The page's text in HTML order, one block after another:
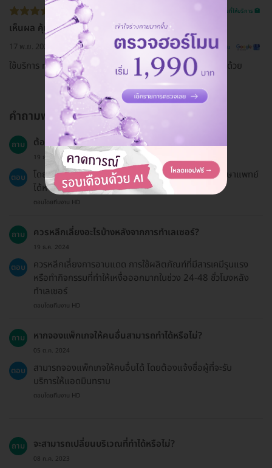
รีวิวสถานที่ให้บริการ 🏥
เห็นผล คุ้มค่า
17 พ.ย. 2023 ดูรีวิวต้นฉบับ
ใช้บริการ mask รักษาสิว ร่วมกับฉายแสงสิว คือดีมาก ราคาถูกด้วย
คำถามพบบ่อย
ถาม ต้องมีการนัดติดตามผลหลังจากทำเลเซอร์หรือไม่?
19 ธ.ค. 2024
ตอบ
โดยทั่วไปจะไม่จำเป็นต้องนัดติดตามผล แต่สามารถปรึกษาแพทย์
ได้หากมีข้อสงสัยหรือปัญหาหลังการทำเลเซอร์
ตอบโดยทีมงาน HD
ถาม ควรหลีกเลี่ยงอะไรบ้างหลังจากการทำเลเซอร์?
19 ธ.ค. 2024
ตอบ
ควรหลีกเลี่ยงการอาบแดด การใช้ผลิตภัณฑ์ที่มีสารเคมีรุนแรง
หรือทำกิจกรรมที่ทำให้เหงื่อออกมากในช่วง 24-48 ชั่วโมงหลัง
ทำเลเซอร์
ตอบโดยทีมงาน HD
ถาม หากจองแพ็กเกจให้คนอื่นสามารถทำได้หรือไม่?
05 ต.ค. 2024
ตอบ
สามารถจองแพ็กเกจให้คนอื่นได้ โดยต้องแจ้งชื่อผู้ที่จะรับ
บริการให้แอดมินทราบ
ตอบโดยทีมงาน HD
ถาม จะสามารถเปลี่ยนบริเวณที่ทำได้หรือไม่?
08 ก.ค. 2023